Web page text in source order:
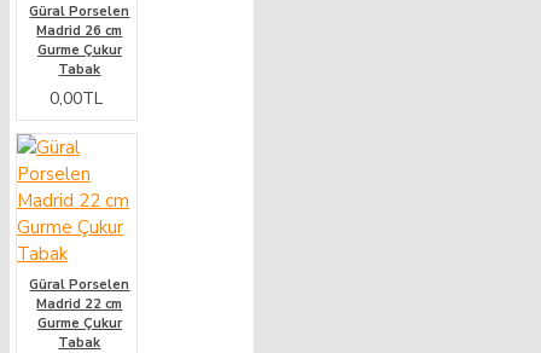
Güral Porselen
Madrid 26 cm
Gurme Çukur
Tabak
0,00TL
Güral Porselen
Madrid 22 cm
Gurme Çukur
Tabak